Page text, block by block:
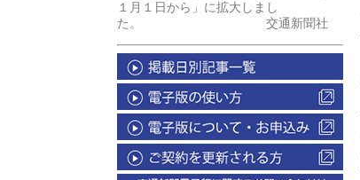
１月１日から」に拡大しまし
た。 交通新聞社